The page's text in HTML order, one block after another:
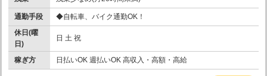
通勤手段
◆自転車、バイク通勤OK！
休日(曜
日)
日 土 祝
稼ぎ方 日払いOK 週払いOK 高収入・高額・高給